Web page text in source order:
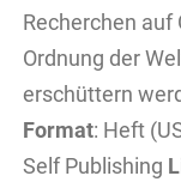
Recherchen auf
Ordnung der
erschüttern
Format: Heft
Self Publishing